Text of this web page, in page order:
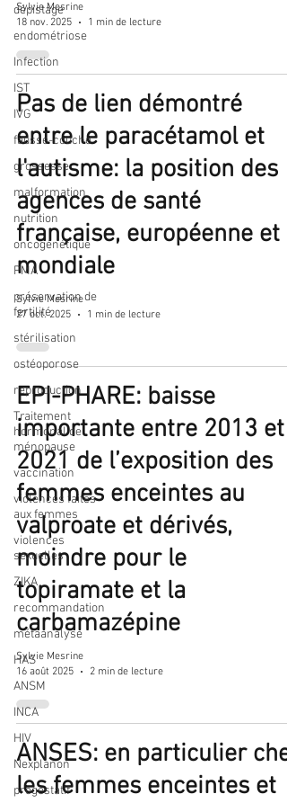
dépistage
endométriose
Infection
IST
IVG
fausse-couche
grossesse
malformation
nutrition
oncogénétique
PMA
préservation de
fertilité
stérilisation
ostéoporose
reproduction
Traitement
hormonal de
ménopause
vaccination
violences faites
aux femmes
violences
sexuelles
ZIKA
recommandation
métaanalyse
HAS
ANSM
INCA
HIV
Nexplanon
progestatif
Sylvie Mesrine
18 nov. 2025
1 min de lecture
Pas de lien démontré
entre le paracétamol et
l'autisme: la position des
agences de santé
française, européenne et
mondiale
Sylvie Mesrine
27 oct. 2025
1 min de lecture
EPI-PHARE: baisse
importante entre 2013 et
2021 de l’exposition des
femmes enceintes au
valproate et dérivés,
moindre pour le
topiramate et la
carbamazépine
Sylvie Mesrine
16 août 2025
2 min de lecture
ANSES: en particulier chez
les femmes enceintes et